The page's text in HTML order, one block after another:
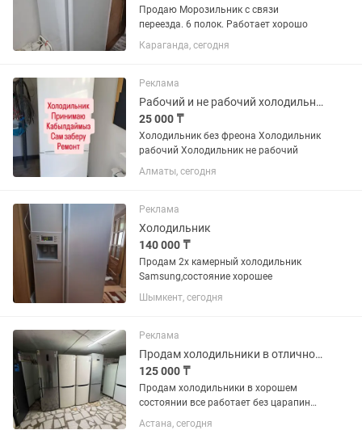
Продаю Морозильник с связи
переезда. 6 полок. Работает хорошо
Караганда, сегодня
Реклама
Рабочий и не рабочий холодильник
25 000 ₸
Холодильник без фреона Холодильник
рабочий Холодильник не рабочий
Алматы, сегодня
Реклама
Холодильник
140 000 ₸
Продам 2х камерный холодильник
Samsung,состояние хорошее
Шымкент, сегодня
Реклама
Продам холодильники в отличном состоянии все работает
125 000 ₸
Продам холодильники в хорошем
состоянии все работает без царапин
без дефектов
Астана, сегодня